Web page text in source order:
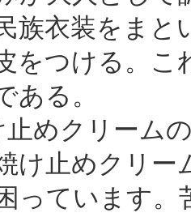
族衣装をまと
をつける。こ
ある。
止めクリーム
け止めクリー
っています